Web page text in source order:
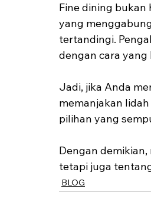
Fine dining
yang
tertandingi.
dengan cara
Jadi, jika Anda
memanjakan
pilihan yang
Dengan
tetapi juga
BLOG